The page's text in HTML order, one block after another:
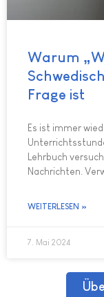
Warum
Frage ist
Es ist immer
Lehrbuch
Nachrichten.
WEITERLESEN »
7. Mai 2024